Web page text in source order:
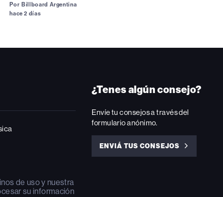
Por Billboard Argentina
hace 2 días
de usoy nuestra
su información
¿Tenes algún consejo?
Envíe tu consejos a través del
formulario anónimo.
ENVIÁ TUS CONSEJOS
ENVIÁ